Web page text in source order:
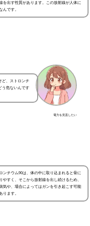
を出す性質があります。この放射線が人体に
んです。
電力を見直したい
ど、ストロンチ
う危ないんです
ンチウム90は、体の中に取り込まれると骨に
やすく、そこから放射線を出し続けるため、
気や、場合によってはガンを引き起こす可能
ります。